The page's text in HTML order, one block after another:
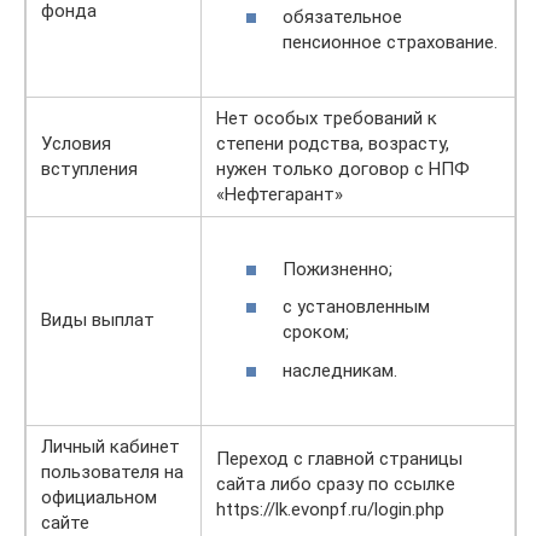
фонда
обязательное
пенсионное страхование.
Условия
вступления
Нет особых требований к
степени родства, возрасту,
нужен только договор с НПФ
«Нефтегарант»
Виды выплат
Пожизненно;
с установленным
сроком;
наследникам.
Личный кабинет
пользователя на
официальном
сайте
Переход с главной страницы
сайта либо сразу по ссылке
https://lk.evonpf.ru/login.php